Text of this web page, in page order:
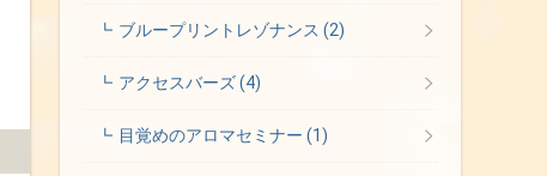
ブループリントレゾナンス(2)
アクセスバーズ(4)
目覚めのアロマセミナー(1)